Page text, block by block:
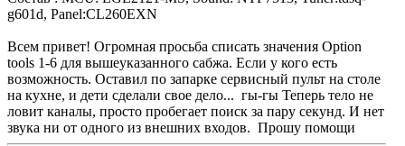
g601d, Panel:CL260EXN
Всем привет! Огромная просьба списать значения Option
tools 1-6 для вышеуказанного сабжа. Если у кого есть
возможность. Оставил по запарке сервисный пульт на столе
на кухне, и дети сделали свое дело... гы-гы Теперь тело не
ловит каналы, просто пробегает поиск за пару секунд. И нет
звука ни от одного из внешних входов. Прошу помощи